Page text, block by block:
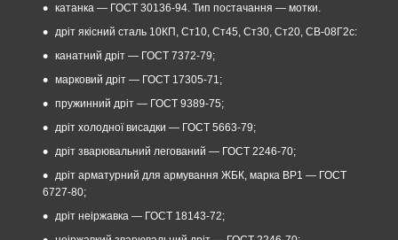
катанка ― ГОСТ 30136-94. Тип постачання — мотки.
дріт якісний сталь 10КП, Ст10, Ст45, Ст30, Ст20, СВ-08Г2с:
канатний дріт — ГОСТ 7372-79;
марковий дріт — ГОСТ 17305-71;
пружинний дріт — ГОСТ 9389-75;
дріт холодної висадки — ГОСТ 5663-79;
дріт зварювальний легований ― ГОСТ 2246-70;
дріт арматурний для армування ЖБК, марка ВР1 — ГОСТ
6727-80;
дріт неіржавка — ГОСТ 18143-72;